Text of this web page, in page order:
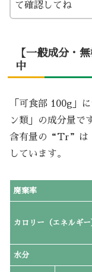
て確認してね
【一般成分・
中
「可食部 100g」
ン類」の成分量で
含有量の“Tr”は
しています。
廃棄率
カロリー（エネルギー
水分